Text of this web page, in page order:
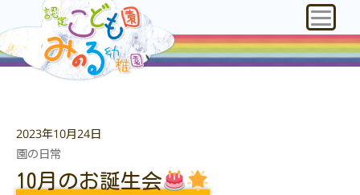
2023年10月24日
園の日常
10月のお誕生会